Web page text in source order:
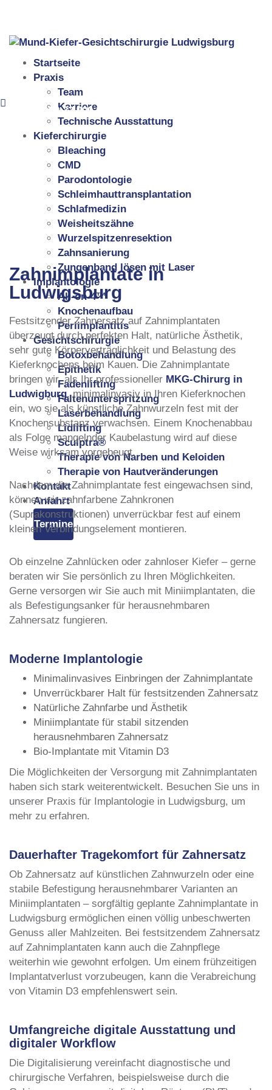
Startseite
Praxis
Team
Karriere
Technische Ausstattung
Kieferchirurgie
Bleaching
CMD
Parodontologie
Schleimhauttransplantation
Schlafmedizin
Weisheitszähne
Wurzelspitzenresektion
Zahnsanierung
Zungenband lösen mit Laser
Implantologie
All-on-4™
Knochenaufbau
Periimplantitis
Gesichtschirurgie
Botoxbehandlung
Epithetik
Fadenlifting
Faltenunterspritzung
Laserbehandlung
Lidlifting
Sculptra®
Therapie von Narben und Keloiden
Therapie von Hautveränderungen
Kontakt
Anfahrt
Termine
07141 99 22 900
Zahnimplantate in
Ludwigsburg
Festsitzender Zahnersatz auf Zahnimplantaten
überzeugt durch perfekten Halt, natürliche Ästhetik,
sehr gute Körperverträglichkeit und Belastung des
Kieferknochens beim Kauen. Die Zahnimplantate
bringen wir, als Ihr professioneller MKG-Chirurg in
Ludwigburg, minimalinvasiv in Ihren Kieferknochen
ein, wo sie als künstliche Zahnwurzeln fest mit der
Knochensubstanz verwachsen. Einem Knochenabbau
als Folge mangelnder Kaubelastung wird auf diese
Weise wirksam vorgebeugt.
Nachdem die Zahnimplantate fest eingewachsen sind,
können wir zahnfarbene Zahnkronen
(Suprakonstruktionen) unverrückbar fest auf einem
kleinen Verbindungselement montieren.
Ob einzelne Zahnlücken oder zahnloser Kiefer – gerne
beraten wir Sie persönlich zu Ihren Möglichkeiten.
Gerne versorgen wir Sie auch mit Miniimplantaten, die
als Befestigungsanker für herausnehmbaren
Zahnersatz fungieren.
Moderne Implantologie
Minimalinvasives Einbringen der Zahnimplantate
Unverrückbarer Halt für festsitzenden Zahnersatz
Natürliche Zahnfarbe und Ästhetik
Miniimplantate für stabil sitzenden
herausnehmbaren Zahnersatz
Bio-Implantate mit Vitamin D3
Die Möglichkeiten der Versorgung mit Zahnimplantaten
haben sich stark weiterentwickelt. Besuchen Sie uns in
unserer Praxis für Implantologie in Ludwigsburg, um
mehr zu erfahren.
Dauerhafter Tragekomfort für Zahnersatz
Ob Zahnersatz auf künstlichen Zahnwurzeln oder eine
stabile Befestigung herausnehmbarer Varianten an
Miniimplantaten – sorgfältig geplante Zahnimplantate in
Ludwigsburg ermöglichen einen völlig unbeschwerten
Genuss aller Mahlzeiten. Bei festsitzendem Zahnersatz
auf Zahnimplantaten kann auch die Zahnpflege
weiterhin wie gewohnt erfolgen. Um einem frühzeitigen
Implantatverlust vorzubeugen, kann die Verabreichung
von Vitamin D3 empfehlenswert sein.
Umfangreiche digitale Ausstattung und
digitaler Workflow
Die Digitalisierung vereinfacht diagnostische und
chirurgische Verfahren, beispielsweise durch die